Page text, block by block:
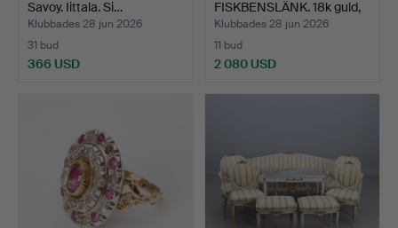
Savoy. Iittala. Si…
Klubbades 28 jun 2026
31 bud
366 USD
FISKBENSLÄNK. 18k guld,
vikt ca 2…
Klubbades 28 jun 2026
11 bud
2 080 USD